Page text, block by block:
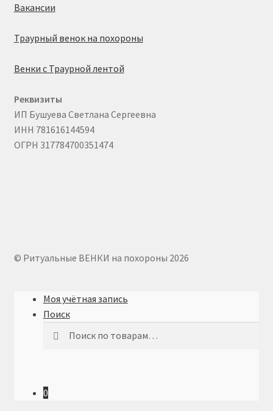
Вакансии
Траурный венок на похороны
Венки с Траурной лентой
Реквизиты
ИП Бушуева Светлана Сергеевна
ИНН 781616144594
ОГРН 317784700351474
© Ритуальные ВЕНКИ на похороны 2026
Моя учётная запись
Поиск
0